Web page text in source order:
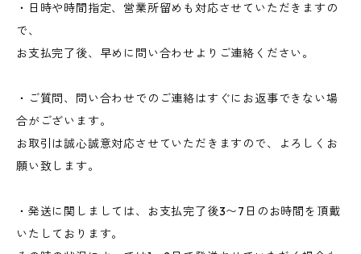
・日時や時間指定、営業所留めも対応させていただきますの
で、
お支払完了後、早めに問い合わせよりご連絡ください。
・ご質問、問い合わせでのご連絡はすぐにお返事できない場
合がございます。
お取引は誠心誠意対応させていただきますので、よろしくお
願い致します。
・発送に関しましては、お支払完了後3〜7日のお時間を頂戴
いたしております。